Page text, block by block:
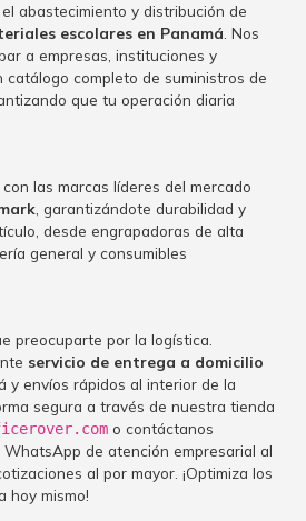
abastecimiento y distribución de
escolares en Panamá . Nos
a empresas, instituciones y
catálogo completo de suministros de
que tu operación diaria
las marcas líderes del mercado
, garantizándote durabilidad y
desde engrapadoras de alta
general y consumibles
preocuparte por la logística.
servicio de entrega a domicilio
y envíos rápidos al interior de la
segura a través de nuestra tienda
o contáctanos
de atención empresarial al
al por mayor. ¡Optimiza los
hoy mismo!